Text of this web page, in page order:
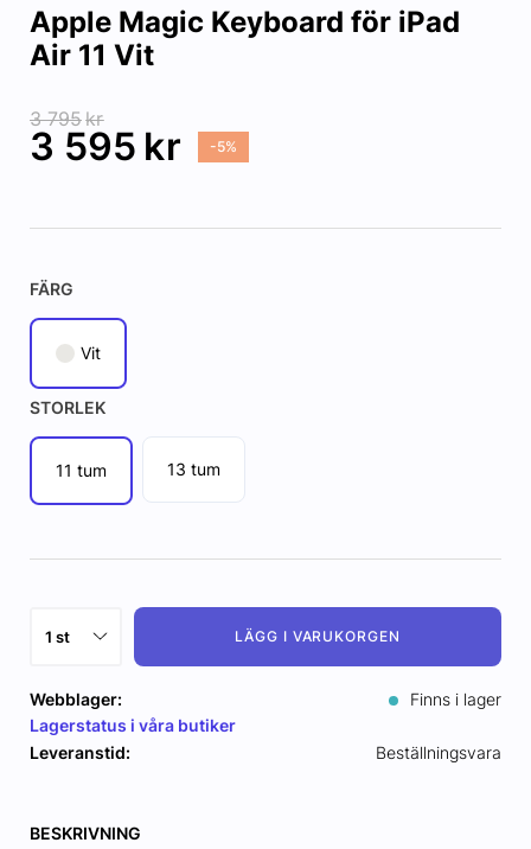
Apple Magic Keyboard för iPad
Air 11 Vit
3 795kr
3 595 kr -5%
FÄRG
Vit
STORLEK
11 tum 13 tum
LÄGG I VARUKORGEN
Webblager:
Finns i lager
Lagerstatus i våra butiker
Leveranstid:
Beställningsvara
BESKRIVNING